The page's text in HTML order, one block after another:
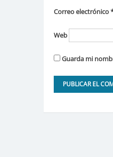
Correo electrónico
Web
Guarda mi